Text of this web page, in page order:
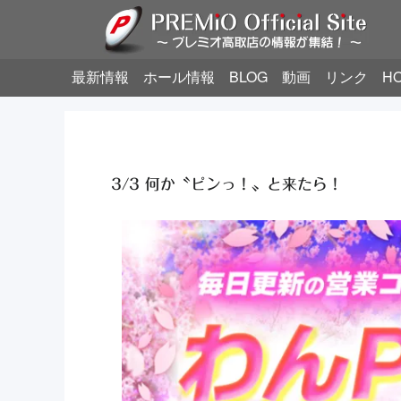
最新情報 ホール情報 BLOG 動画 リンク
3/3 何か〝ピンっ！〟と来たら！